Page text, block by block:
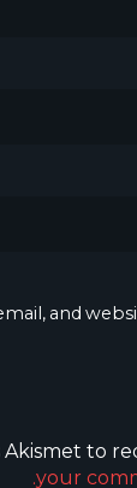
and
Akismet to
your